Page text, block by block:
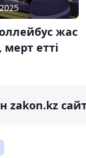
жас
мерт етті
zakon.kz